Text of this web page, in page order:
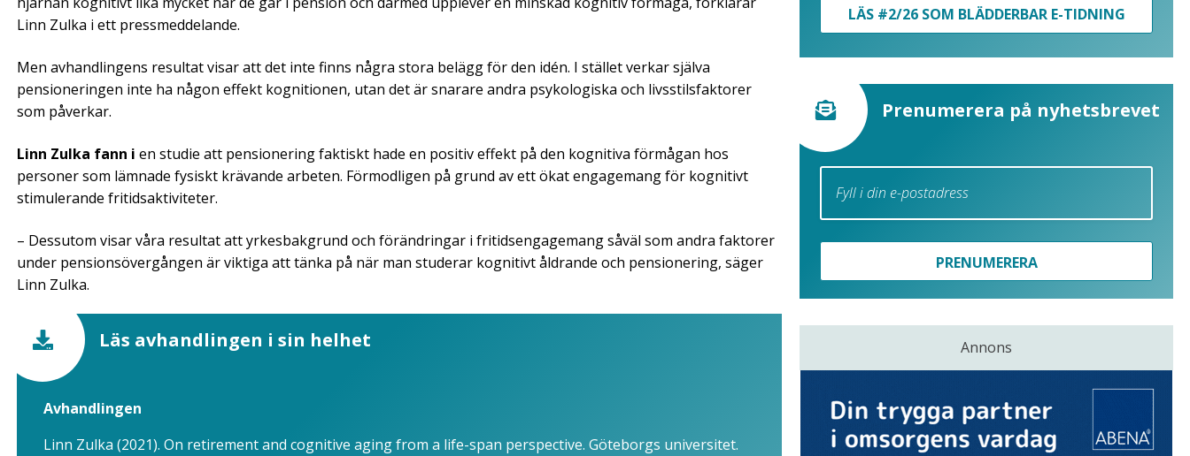
Linn Zulka i ett pressmeddelande.
Men avhandlingens resultat visar att det inte finns några stora belägg för den idén. I stället verkar själva
pensioneringen inte ha någon effekt kognitionen, utan det är snarare andra psykologiska och livsstilsfaktorer
som påverkar.
Linn Zulka fann i en studie att pensionering faktiskt hade en positiv effekt på den kognitiva förmågan hos
personer som lämnade fysiskt krävande arbeten. Förmodligen på grund av ett ökat engagemang för kognitivt
stimulerande fritidsaktiviteter.
– Dessutom visar våra resultat att yrkesbakgrund och förändringar i fritidsengagemang såväl som andra faktorer
under pensionsövergången är viktiga att tänka på när man studerar kognitivt åldrande och pensionering, säger
Linn Zulka.
Läs avhandlingen i sin helhet
Avhandlingen
Linn Zulka (2021). On retirement and cognitive aging from a life-span perspective. Göteborgs universitet.
LÄS #2/26 SOM BLÄDDERBAR E-TIDNING
Prenumerera på nyhetsbrevet
PRENUMERERA
Annons